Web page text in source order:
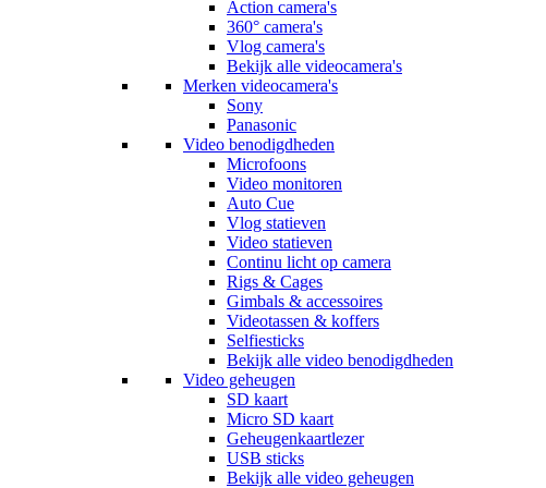
Action camera's
360° camera's
Vlog camera's
Bekijk alle videocamera's
Merken videocamera's
Sony
Panasonic
Video benodigdheden
Microfoons
Video monitoren
Auto Cue
Vlog statieven
Video statieven
Continu licht op camera
Rigs & Cages
Gimbals & accessoires
Videotassen & koffers
Selfiesticks
Bekijk alle video benodigdheden
Video geheugen
SD kaart
Micro SD kaart
Geheugenkaartlezer
USB sticks
Bekijk alle video geheugen